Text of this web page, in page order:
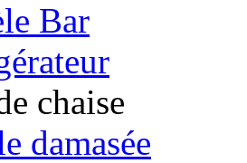
Bar
chaise
damasée